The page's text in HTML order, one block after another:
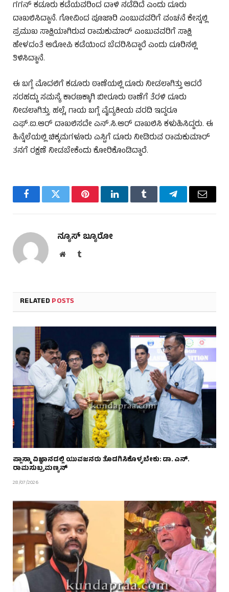
ಗಗನ್ ಕಡೂರು ಕಡೆಯವರಿಂದ ದಾಳಿ ನಡೆದಿದೆ ಎಂದು ದೂರು
ದಾಖಲಿಸಿದ್ದಾನೆ. ಗೋವಿಂದ ಪೂಜಾರಿ ಎಂಬುವವರಿಗೆ ವಂಚನೆ ಕೇಸ್ನಲ್ಲಿ
ಪ್ರಮುಖ ಸಾಕ್ಷಿಯಾಗಿರುವ ರಾಮಕುಮಾರ್ ಎಂಬುವವರಿಗೆ ಸಾಕ್ಷಿ
ಹೇಳದಂತೆ ಆರೋಪಿ ಕಡೆಯಿಂದ ಬೆದರಿಸಿದ್ದಾರೆ ಎಂದು ದೂರಿನಲ್ಲಿ
ತಿಳಿಸಿದ್ದಾನೆ.
ಈ ಬಗ್ಗೆ ಮೊದಲಿಗೆ ಕಡೂರು ಠಾಣೆಯಲ್ಲಿ ದೂರು ನೀಡಲಾಗಿತ್ತು ಆದರೆ
ಸರಹದ್ದು ಸಮಸ್ಯೆ ಕಾರಣಕ್ಕಾಗಿ ಬೀರೂರು ಠಾಣೆಗೆ ತೆರಳಿ ದೂರು
ನೀಡಲಾಗಿತ್ತು. ಹಲ್ಲೆ, ಗಾಯ ಬಗ್ಗೆ ವೈದ್ಯಕೀಯ ವರದಿ ಇದ್ದರೂ
ಎಫ್.ಐ.ಆರ್ ದಾಖಲಿಸದೇ ಎನ್.ಸಿ.ಆರ್ ದಾಖಲಿಸಿ ಕಳುಹಿಸಿದ್ದರು. ಈ
ಹಿನ್ನೆಲೆಯಲ್ಲಿ ಚಿಕ್ಕಮಗಳೂರು ಎಸ್ಪಿಗೆ ದೂರು ನೀಡಿರುವ ರಾಮಕುಮಾರ್
ತನಗೆ ರಕ್ಷಣೆ ನೀಡಬೇಕೆಂದು ಕೋರಿಕೊಂಡಿದ್ದಾರೆ.
FacebookTwitter PinterestLinkedInTumblr TelegramEmail
ನ್ಯೂಸ್ ಬ್ಯೂರೋ
WebsiteTumblr
RELATEDPOSTS
ಪ್ಲಾಸ್ಮಾ ವಿಜ್ಞಾನದಲ್ಲಿ ಯುವಜನರು ತೊಡಗಿಸಿಕೊಳ್ಳಬೇಕು: ಡಾ. ಎನ್.
ರಾಮಸುಬ್ರಮಣ್ಯನ್
28/07/2026